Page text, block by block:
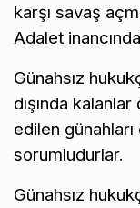
karşı savaş
Adalet
Günahsız
dışında
edilen
sorumludurlar.
Günahsız